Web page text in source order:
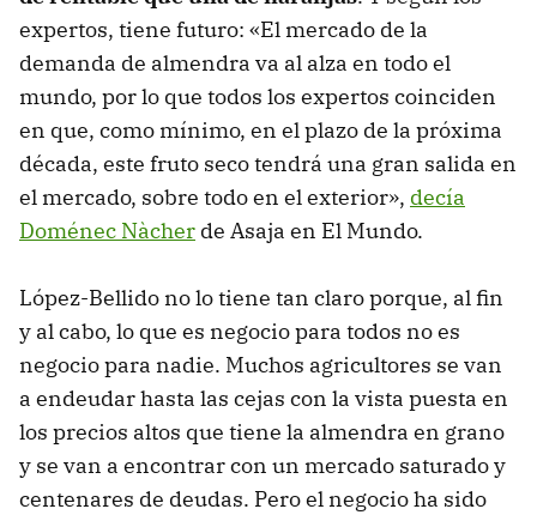
expertos, tiene futuro: «El mercado de la
demanda de almendra va al alza en todo el
mundo, por lo que todos los expertos coinciden
en que, como mínimo, en el plazo de la próxima
década, este fruto seco tendrá una gran salida en
el mercado, sobre todo en el exterior», decía
Doménec Nàcher de Asaja en El Mundo.
López-Bellido no lo tiene tan claro porque, al fin
y al cabo, lo que es negocio para todos no es
negocio para nadie. Muchos agricultores se van
a endeudar hasta las cejas con la vista puesta en
los precios altos que tiene la almendra en grano
y se van a encontrar con un mercado saturado y
centenares de deudas. Pero el negocio ha sido